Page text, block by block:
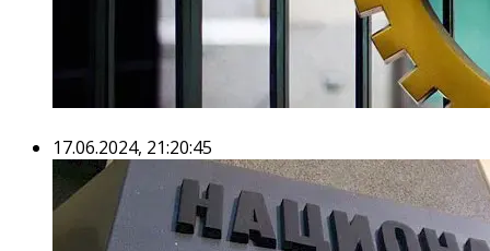
17.06.2024, 21:20:45